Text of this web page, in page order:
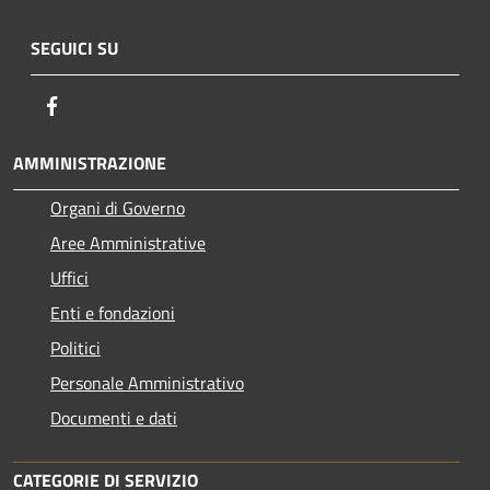
SEGUICI SU
AMMINISTRAZIONE
Organi di Governo
Aree Amministrative
Uffici
Enti e fondazioni
Politici
Personale Amministrativo
Documenti e dati
CATEGORIE DI SERVIZIO